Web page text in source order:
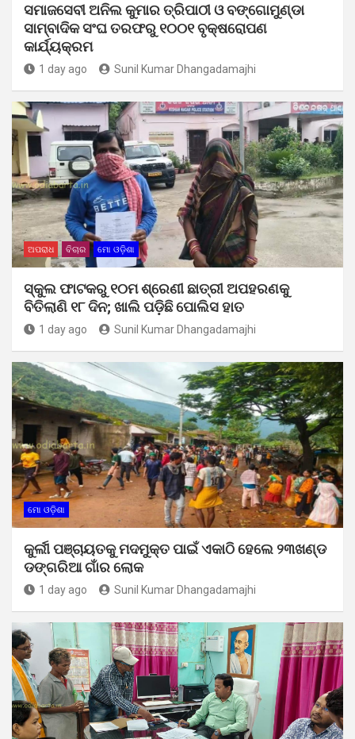
ସମାଜସେବୀ ଅନିଲ କୁମାର ତ୍ରିପାଠୀ ଓ ବଙ୍ଗୋମୁଣ୍ଡା
ସାମ୍ବାଦିକ ସଂଘ ତରଫରୁ ୧୦୦୧ ବୃକ୍ଷରୋପଣ
କାର୍ଯ୍ୟକ୍ରମ
1 day ago Sunil Kumar Dhangadamajhi
ଅପରାଧ ବିଚାର ମୋ ଓଡ଼ିଶା
ସ୍କୁଲ ଫାଟକରୁ ୧୦ମ ଶ୍ରେଣୀ ଛାତ୍ରୀ ଅପହରଣକୁ
ବିତିଲାଣି ୧୮ ଦିନ; ଖାଲି ପଡ଼ିଛି ପୋଲିସ ହାତ
1 day ago Sunil Kumar Dhangadamajhi
ମୋ ଓଡ଼ିଶା
କୁର୍ଲୀ ପଞ୍ଚାୟତକୁ ମଦମୁକ୍ତ ପାଇଁ ଏକାଠି ହେଲେ ୨୩ଖଣ୍ଡ
ଡଙ୍ଗରିଆ ଗାଁର ଲୋକ
1 day ago Sunil Kumar Dhangadamajhi